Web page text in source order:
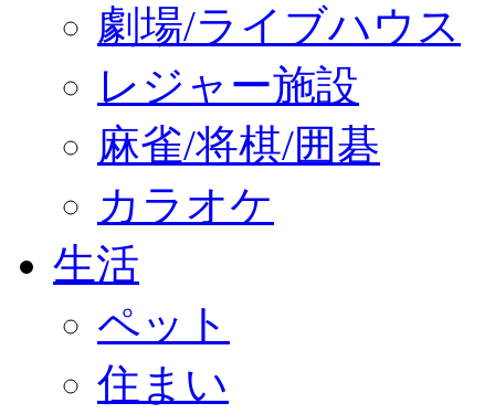
劇場/ライブハウス
レジャー施設
麻雀/将棋/囲碁
カラオケ
生活
ペット
住まい